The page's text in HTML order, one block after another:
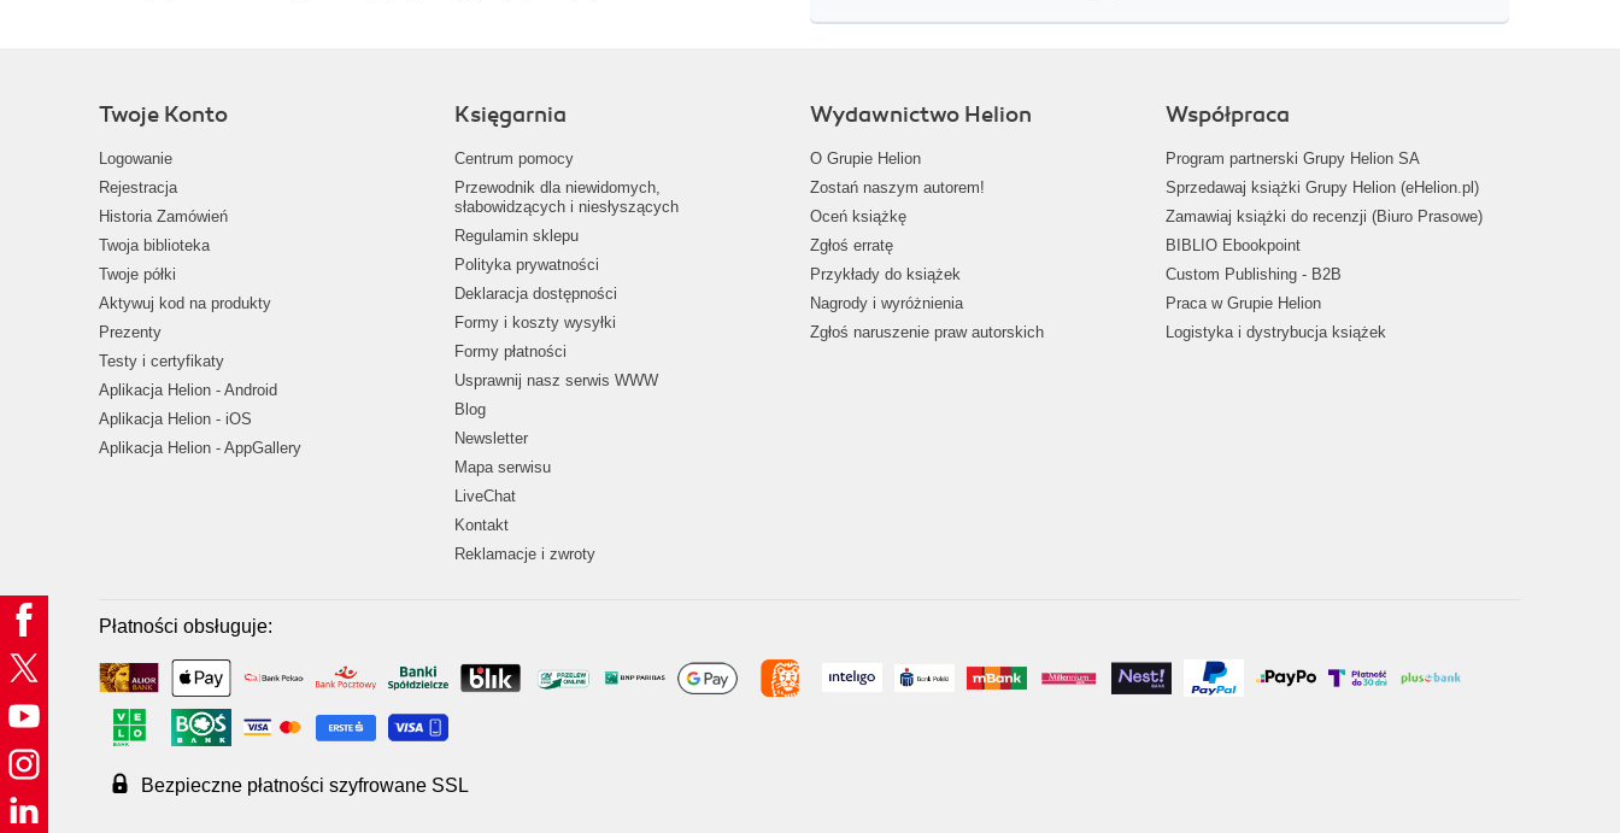
Twoje Konto
Logowanie
Rejestracja
Historia Zamówień
Twoja biblioteka
Twoje półki
Aktywuj kod na produkty
Prezenty
Testy i certyfikaty
Aplikacja Helion - Android
Aplikacja Helion - iOS
Aplikacja Helion - AppGallery
Księgarnia
Centrum pomocy
Przewodnik dla niewidomych,
słabowidzących i niesłyszących
Regulamin sklepu
Polityka prywatności
Deklaracja dostępności
Formy i koszty wysyłki
Formy płatności
Usprawnij nasz serwis WWW
Blog
Newsletter
Mapa serwisu
LiveChat
Kontakt
Reklamacje i zwroty
Wydawnictwo Helion
O Grupie Helion
Zostań naszym autorem!
Oceń książkę
Zgłoś erratę
Przykłady do książek
Nagrody i wyróżnienia
Zgłoś naruszenie praw autorskich
Współpraca
Program partnerski Grupy Helion SA
Sprzedawaj książki Grupy Helion (eHelion.pl)
Zamawiaj książki do recenzji (Biuro Prasowe)
BIBLIO Ebookpoint
Custom Publishing - B2B
Praca w Grupie Helion
Logistyka i dystrybucja książek
Płatności obsługuje:
Bezpieczne płatności szyfrowane SSL